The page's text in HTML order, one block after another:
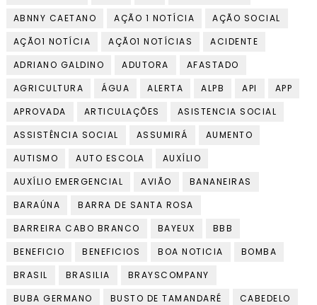
ABNNY CAETANO
AÇÃO 1 NOTÍCIA
AÇÃO SOCIAL
AÇÃO1 NOTÍCIA
AÇÃO1 NOTÍCIAS
ACIDENTE
ADRIANO GALDINO
ADUTORA
AFASTADO
AGRICULTURA
ÁGUA ALERTA ALPB API
APP
APROVADA
ARTICULAÇÕES
ASISTENCIA SOCIAL
ASSISTÊNCIA SOCIAL
ASSUMIRÁ
AUMENTO
AUTISMO
AUTO ESCOLA
AUXÍLIO
AUXÍLIO EMERGENCIAL
AVIÃO
BANANEIRAS
BARAÚNA
BARRA DE SANTA ROSA
BARREIRA CABO BRANCO
BAYEUX
BBB
BENEFICIO
BENEFICIOS BOA NOTICIA
BOMBA
BRASIL
BRASILIA
BRAYSCOMPANY
BUBA GERMANO
BUSTO DE TAMANDARÉ
CABEDELO